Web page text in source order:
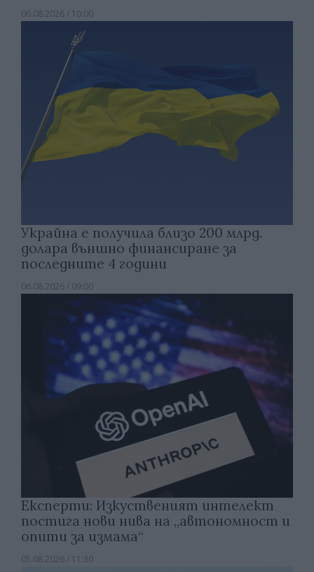
06.08.2026 / 10:00
Украйна е получила близо 200 млрд.
долара външно финансиране за
последните 4 години
06.08.2026 / 09:00
Експерти: Изкуственият интелект
постига нови нива на „автономност и
опити за измама“
05.08.2026 / 11:30